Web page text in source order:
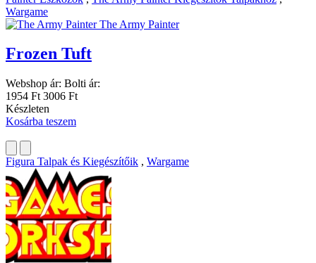
Wargame
The Army Painter
Frozen Tuft
Webshop ár: Bolti ár:
1954 Ft 3006 Ft
Készleten
Kosárba teszem
Figura Talpak és Kiegészítőik , Wargame